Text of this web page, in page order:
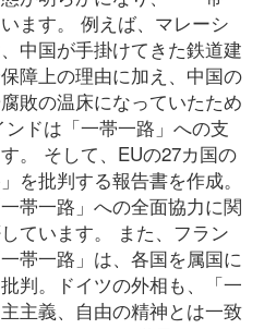
ます。 例えば、マレーシ
中国が手掛けてきた鉄道建
障上の理由に加え、中国の
敗の温床になっていたため
ドは「一帯一路」への支
。 そして、EUの27カ国の
を批判する報告書を作成。
帯一路」への全面協力に関
ています。 また、フラン
帯一路」は、各国を属国に
判。ドイツの外相も、「一
主義、自由の精神とは一致